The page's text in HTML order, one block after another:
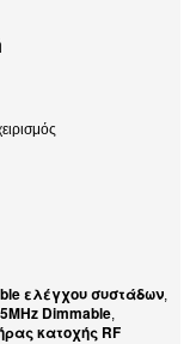
ελέγχου συστάδων,
Dimmable,
κατοχής RF